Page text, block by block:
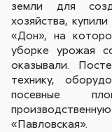
земли для
хозяйства,
«Дон», на
уборке урожая
оказывали.
технику,
посевные
«Павловская».